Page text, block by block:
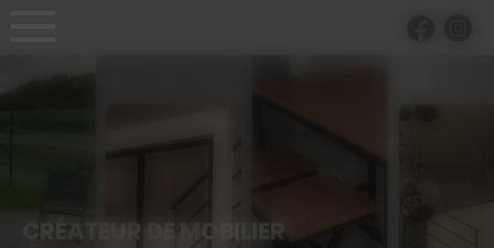
CRÉATEUR DE MOBILIER